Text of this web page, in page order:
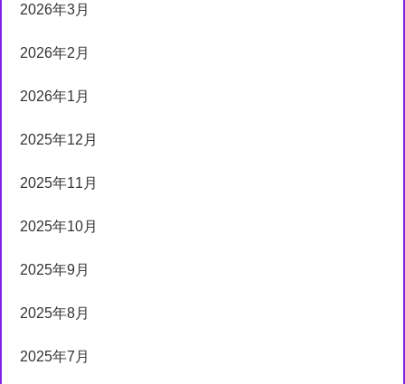
2026年3月
2026年2月
2026年1月
2025年12月
2025年11月
2025年10月
2025年9月
2025年8月
2025年7月